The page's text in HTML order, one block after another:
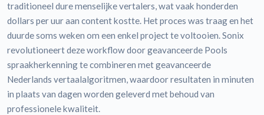
traditioneel dure menselijke vertalers, wat vaak honderden
dollars per uur aan content kostte. Het proces was traag en het
duurde soms weken om een enkel project te voltooien. Sonix
revolutioneert deze workflow door geavanceerde Pools
spraakherkenning te combineren met geavanceerde
Nederlands vertaalalgoritmen, waardoor resultaten in minuten
in plaats van dagen worden geleverd met behoud van
professionele kwaliteit.